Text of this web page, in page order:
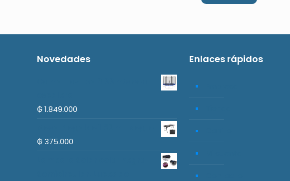
Novedades
₲1.849.000
₲375.000
Enlaces rápidos